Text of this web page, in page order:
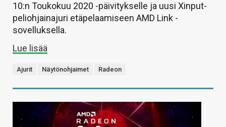
10:n Toukokuu 2020 -päivitykselle ja uusi Xinput-
peliohjainajuri etäpelaamiseen AMD Link -
sovelluksella.
Lue lisää
Ajurit Näytönohjaimet Radeon